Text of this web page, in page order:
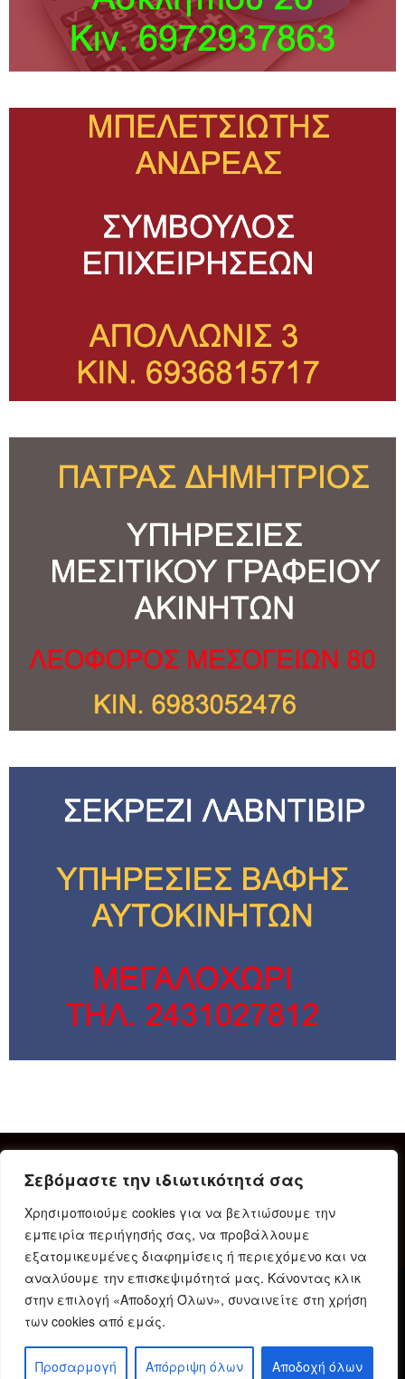
Σεβόμαστε την ιδιωτικότητά σας
Χρησιμοποιούμε cookies για να βελτιώσουμε την
εμπειρία περιήγησής σας, να προβάλλουμε
εξατομικευμένες διαφημίσεις ή περιεχόμενο και να
αναλύουμε την επισκεψιμότητά μας. Κάνοντας κλικ
στην επιλογή «Αποδοχή Όλων», συναινείτε στη χρήση
των cookies από εμάς.
Προσαρμογή Απόρριψη όλων Αποδοχή όλων
Δήλωση Συμμόρφωσης Ταυτότητα
Όροι χρήσης
Πολιτική προστασίας προσωπικών δεδομένων
Πολιτική Cookies
© 2023 Karditsain.gr